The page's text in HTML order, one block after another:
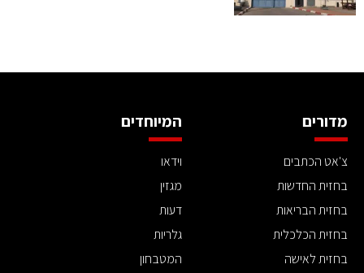
מדורים
צ'אט הכתבים
בחזית החדשות
בחזית הבריאות
בחזית הכלכלית
בחזית לאישה
המיוחדים
וידאו
מגזין
דעות
גלריות
המטבחון